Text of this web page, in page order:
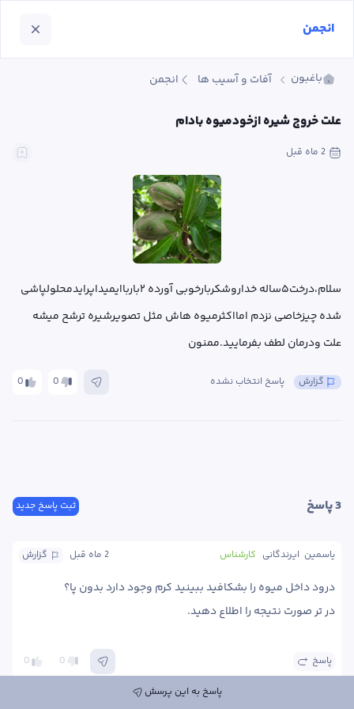
باغبون آفات و آسیب ها انجمن
علت خروج شیره ازخودمیوه بادام
2 ماه قبل
علت ودرمان لطف بفرمایید.ممنون
0 0 پاسخ انتخاب نشده گزارش
ثبت پاسخ جدید 3 پاسخ
گزارش 2 ماه قبل کارشناس یاسمین  ایرندگانی
در تر صورت نتیجه را اطلاع دهید.
0 0 پاسخ
درخواست مشاوره تلفنی
پاسخ به این پرسش
انجمن